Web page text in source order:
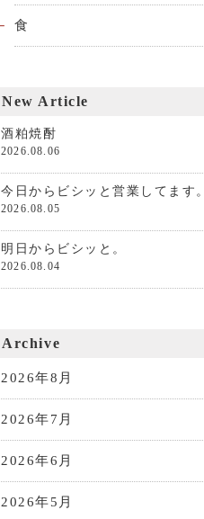
食
New Article
酒粕焼酎
2026.08.06
今日からビシッと営業してます。
2026.08.05
明日からビシッと。
2026.08.04
Archive
2026年8月
2026年7月
2026年6月
2026年5月